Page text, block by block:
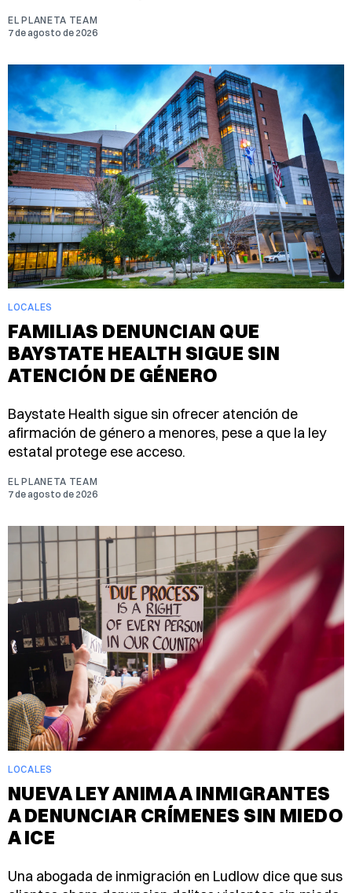
EL PLANETA TEAM
7 de agosto de 2026
LOCALES
FAMILIAS DENUNCIAN QUE
BAYSTATE HEALTH SIGUE SIN
ATENCIÓN DE GÉNERO
Baystate Health sigue sin ofrecer atención de
afirmación de género a menores, pese a que la ley
estatal protege ese acceso.
EL PLANETA TEAM
7 de agosto de 2026
LOCALES
NUEVA LEY ANIMA A INMIGRANTES
A DENUNCIAR CRÍMENES SIN MIEDO
A ICE
Una abogada de inmigración en Ludlow dice que sus